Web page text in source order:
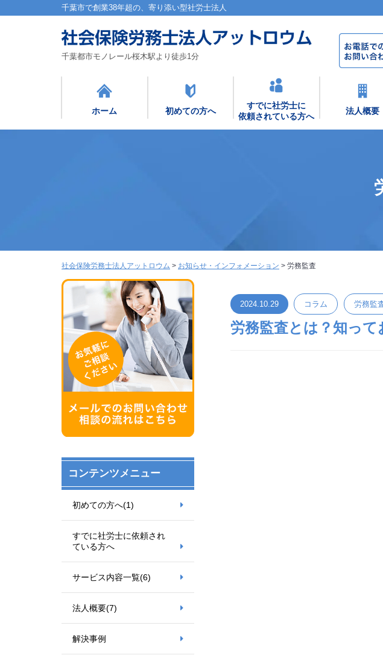
千葉市で創業38年超の、寄り添い型社労士法人
千葉都市モノレール桜木駅より徒歩1分
ホーム 初めての方へ
すでに社労士に
依頼されている方へ
法人概要
社会保険労務士法人アットロウム > お知らせ・インフォメーション > 労務監査
2024.10.29 コラム 労務監
労務監査とは？知っ
コンテンツメニュー
初めての方へ(1)
すでに社労士に依頼され
ている方へ
サービス内容一覧(6)
法人概要(7)
解決事例